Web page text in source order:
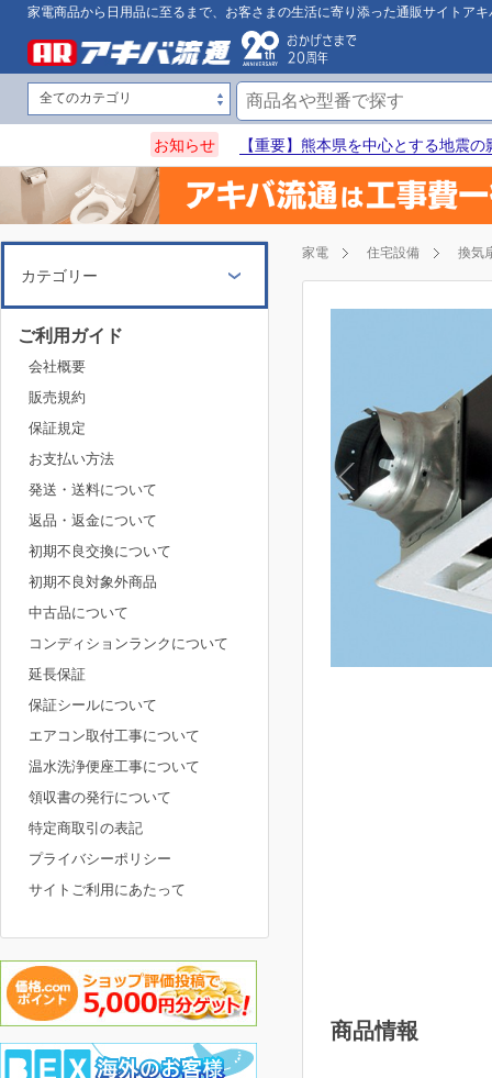
家電商品から日用品に至るまで、お客さまの生活に寄り添った通販サイトアキ
お知らせ 【重要】熊本県を中心とする地震
家電 住宅設備 換気
商品情報
カテゴリー
ご利用ガイド
会社概要
販売規約
保証規定
お支払い方法
発送・送料について
返品・返金について
初期不良交換について
初期不良対象外商品
中古品について
コンディションランクについて
延長保証
保証シールについて
エアコン取付工事について
温水洗浄便座工事について
領収書の発行について
特定商取引の表記
プライバシーポリシー
サイトご利用にあたって